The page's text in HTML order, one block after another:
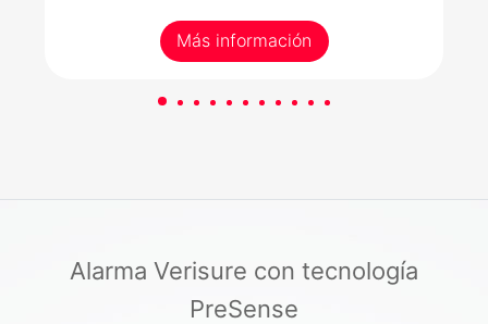
Más información
Alarma Verisure con tecnología
PreSense